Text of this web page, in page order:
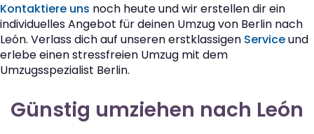
Kontaktiere uns noch heute und wir erstellen dir ein
individuelles Angebot für deinen Umzug von Berlin nach
León. Verlass dich auf unseren erstklassigen Serviceund
erlebe einen stressfreien Umzug mit dem
Umzugsspezialist Berlin.
Günstig umziehen nach León